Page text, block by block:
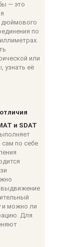
— это
дюймового
по
или
узнать её
и SDAT
сам по себе
выдвижение
и можно ли
Для